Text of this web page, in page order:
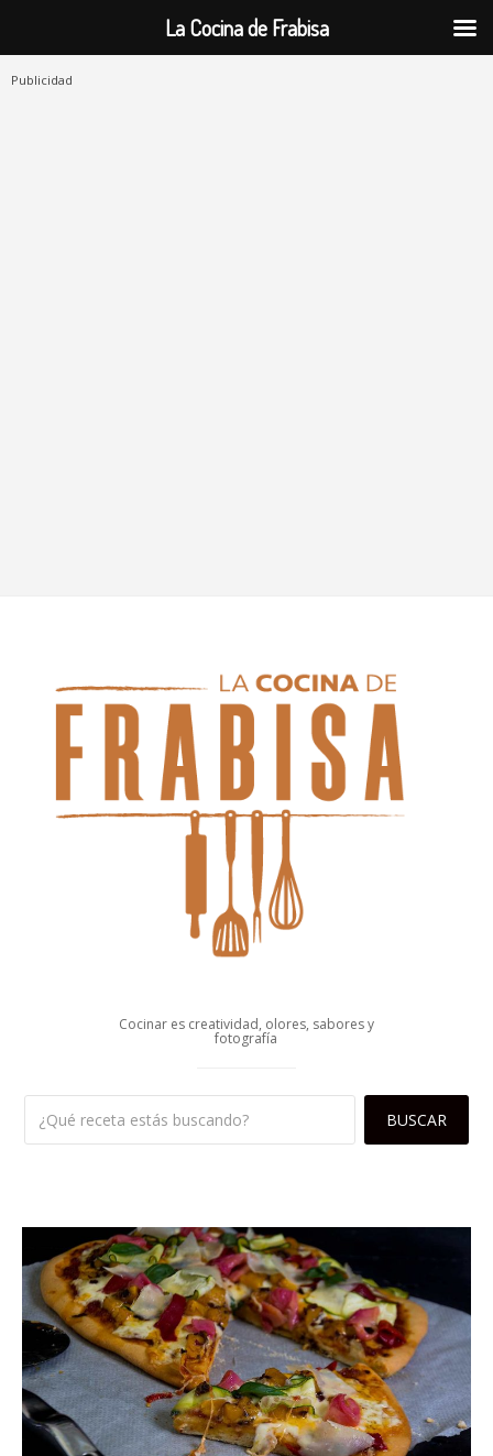
Publicidad
Cocinar es creatividad, olores, sabores y
fotografía
La Cocina de Frabisa